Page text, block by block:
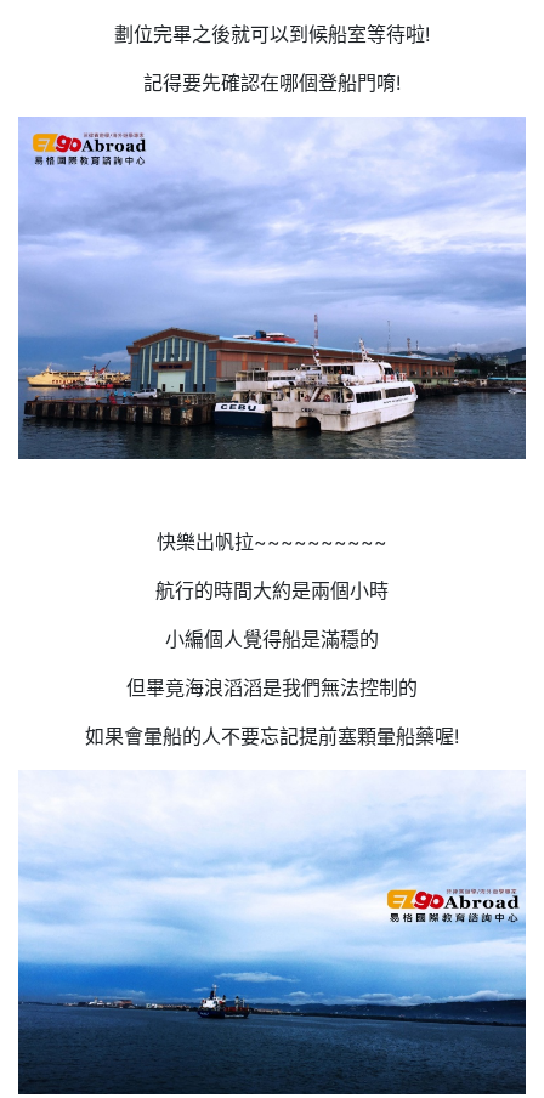
劃位完畢之後就可以到候船室等待啦!
​記得要先確認在哪個登船門唷!
快樂出帆拉~~~~~~~~~~
航行的時間大約是兩個小時
小編個人覺得船是滿穩的
但畢竟海浪滔滔是我們無法控制的
如果會暈船的人不要忘記提前塞顆暈船藥喔!